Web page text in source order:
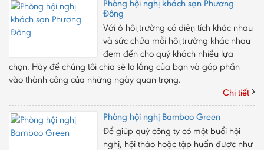
Phòng hội nghị khách sạn Phương
Đông
Với 6 hội trường có diện tích khác nhau
và sức chứa mỗi hội trường khác nhau
đem đến cho quý khách nhiều lựa
chọn. Hãy để chúng tôi chia sẽ lo lắng của bạn và góp phần
vào thành công của những ngày quan trọng.
Chi tiết
Phòng hội nghị Bamboo Green
Để giúp quý công ty có một buổi hội
nghị, hội thảo hoặc tập huấn được như